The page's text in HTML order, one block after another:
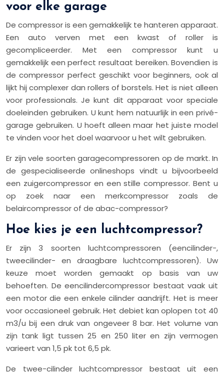
voor elke garage
De compressor is een gemakkelijk te hanteren apparaat.
Een auto verven met een kwast of roller is
gecompliceerder. Met een compressor kunt u
gemakkelijk een perfect resultaat bereiken. Bovendien is
de compressor perfect geschikt voor beginners, ook al
lijkt hij complexer dan rollers of borstels. Het is niet alleen
voor professionals. Je kunt dit apparaat voor speciale
doeleinden gebruiken. U kunt hem natuurlijk in een privé-
garage gebruiken. U hoeft alleen maar het juiste model
te vinden voor het doel waarvoor u het wilt gebruiken.
Er zijn vele soorten garagecompressoren op de markt. In
de gespecialiseerde onlineshops vindt u bijvoorbeeld
een zuigercompressor en een stille compressor. Bent u
op zoek naar een merkcompressor zoals de
belaircompressor of de abac-compressor?
Hoe kies je een luchtcompressor?
Er zijn 3 soorten luchtcompressoren (eencilinder-,
tweecilinder- en draagbare luchtcompressoren). Uw
keuze moet worden gemaakt op basis van uw
behoeften. De eencilindercompressor bestaat vaak uit
een motor die een enkele cilinder aandrijft. Het is meer
voor occasioneel gebruik. Het debiet kan oplopen tot 40
m3/u bij een druk van ongeveer 8 bar. Het volume van
zijn tank ligt tussen 25 en 250 liter en zijn vermogen
varieert van 1,5 pk tot 6,5 pk.
De twee-cilinder luchtcompressor bestaat uit een